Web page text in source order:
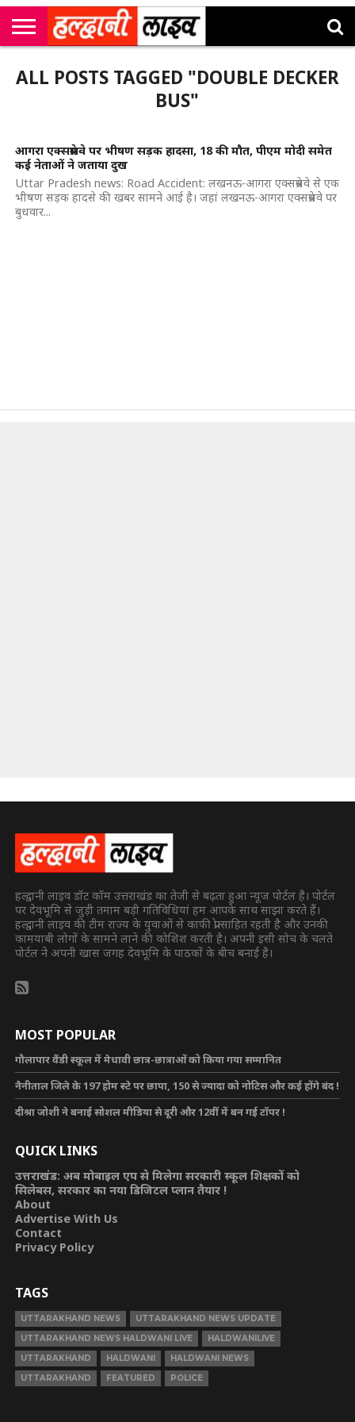
सी
एम
कॉर्नर
उत्तराखंड
न्यूज़
खेल
मनोरंजन
सम्पादकीय
जॉब
अलर्ट्स
ALL POSTS TAGGED "DOUBLE DECKER
BUS"
आगरा एक्सप्रेसवे पर भीषण सड़क हादसा, 18 की मौत, पीएम मोदी समेत
कई नेताओं ने जताया दुख
Uttar Pradesh news: Road Accident: लखनऊ-आगरा एक्सप्रेसवे से एक
भीषण सड़क हादसे की खबर सामने आई है। जहां लखनऊ-आगरा एक्सप्रेसवे पर
बुधवार...
हल्द्वानी लाइव डॉट कॉम उत्तराखंड का तेजी से बढ़ता हुआ न्यूज पोर्टल है। पोर्टल
पर देवभूमि से जुड़ी तमाम बड़ी गतिविधियां हम आपके साथ साझा करते हैं।
हल्द्वानी लाइव की टीम राज्य के युवाओं से काफी प्रोत्साहित रहती है और उनकी
कामयाबी लोगों के सामने लाने की कोशिश करती है। अपनी इसी सोच के चलते
पोर्टल ने अपनी खास जगह देवभूमि के पाठकों के बीच बनाई है।
MOST POPULAR
गौलापार वैंडी स्कूल में मेधावी छात्र-छात्राओं को किया गया सम्मानित
नैनीताल जिले के 197 होम स्टे पर छापा, 150 से ज्यादा को नोटिस और कई होंगे बंद !
दीश्रा जोशी ने बनाई सोशल मीडिया से दूरी और 12वीं में बन गई टॉपर !
QUICK LINKS
उत्तराखंड: अब मोबाइल एप से मिलेगा सरकारी स्कूल शिक्षकों को
सिलेबस, सरकार का नया डिजिटल प्लान तैयार !
About
Advertise With Us
Contact
Privacy Policy
TAGS
UTTARAKHAND NEWS
UTTARAKHAND NEWS UPDATE
UTTARAKHAND NEWS HALDWANI LIVE
HALDWANILIVE
UTTARAKHAND
HALDWANI
HALDWANI NEWS
UTTARAKHAND
FEATURED POLICE